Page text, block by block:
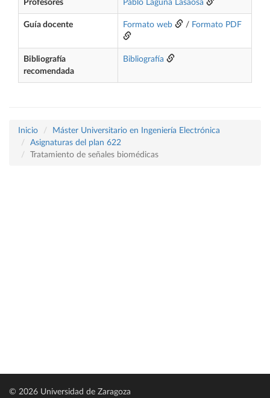
Profesores Pablo Laguna Lasaosa
Guía docente Formato web / Formato PDF
Bibliografía
recomendada
Bibliografía
Inicio
Máster Universitario en Ingeniería Electrónica
Asignaturas del plan 622
Tratamiento de señales biomédicas
© 2026 Universidad de Zaragoza